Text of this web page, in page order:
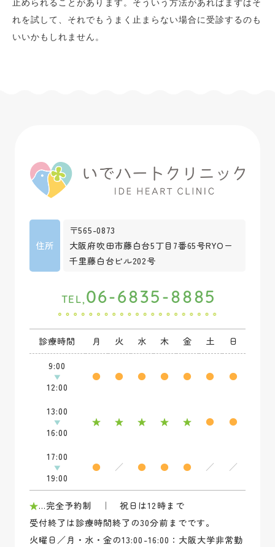
止められることがあります。そういう方法があればまずはそ
れを試して、それでもうまく止まらない場合に受診するのも
いいかもしれません。
住所
〒565-0873
大阪府吹田市藤白台5丁目7番65号RYOー
千里藤白台ビル202号
TEL,06-6835-8885
診療時間 月 火 水 木 金 土
日
9:00
12:00
● ● ● ● ● ● ●
13:00
16:00
★ ★ ★ ★ ★ ● ●
17:00
19:00
● ／ ● ● ● ／ ／
★…完全予約制 ｜ 祝日は12時まで
受付終了は診療時間終了の30分前までです。
火曜日／月・水・金の13:00-16:00：大阪大学非常勤